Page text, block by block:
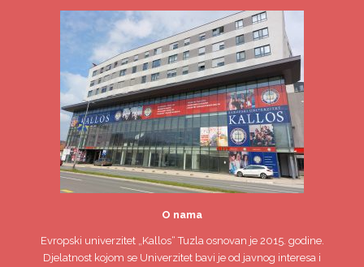
O nama
Evropski univerzitet„Kallos“ Tuzla osnovan je 2015. godine.
Djelatnost kojom se Univerzitet bavi je od javnog interesa i